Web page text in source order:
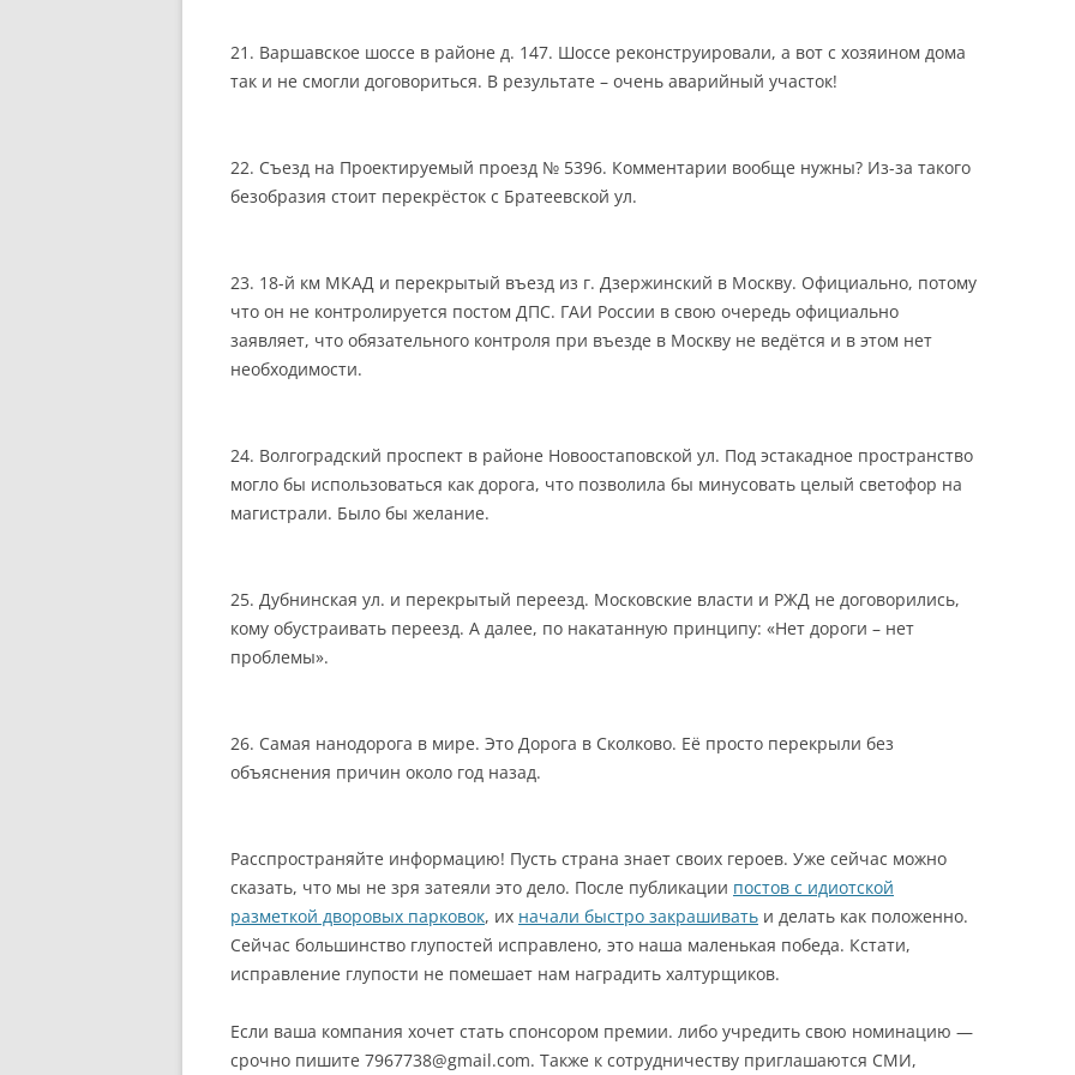
21. Варшавское шоссе в районе д. 147. Шоссе реконструировали, а вот с хозяином дома
так и не смогли договориться. В результате – очень аварийный участок!
22. Съезд на Проектируемый проезд № 5396. Комментарии вообще нужны? Из-за такого
безобразия стоит перекрёсток с Братеевской ул.
23. 18-й км МКАД и перекрытый въезд из г. Дзержинский в Москву. Официально, потому
что он не контролируется постом ДПС. ГАИ России в свою очередь официально
заявляет, что обязательного контроля при въезде в Москву не ведётся и в этом нет
необходимости.
24. Волгоградский проспект в районе Новоостаповской ул. Под эстакадное пространство
могло бы использоваться как дорога, что позволила бы минусовать целый светофор на
магистрали. Было бы желание.
25. Дубнинская ул. и перекрытый переезд. Московские власти и РЖД не договорились,
кому обустраивать переезд. А далее, по накатанную принципу: «Нет дороги – нет
проблемы».
26. Самая нанодорога в мире. Это Дорога в Сколково. Её просто перекрыли без
объяснения причин около год назад.
Расспространяйте информацию! Пусть страна знает своих героев. Уже сейчас можно
сказать, что мы не зря затеяли это дело. После публикации постов с идиотской
разметкой дворовых парковок, их начали быстро закрашивать и делать как положенно.
Сейчас большинство глупостей исправлено, это наша маленькая победа. Кстати,
исправление глупости не помешает нам наградить халтурщиков.
Если ваша компания хочет стать спонсором премии. либо учредить свою номинацию —
срочно пишите 7967738@gmail.com. Также к сотрудничеству приглашаются СМИ,